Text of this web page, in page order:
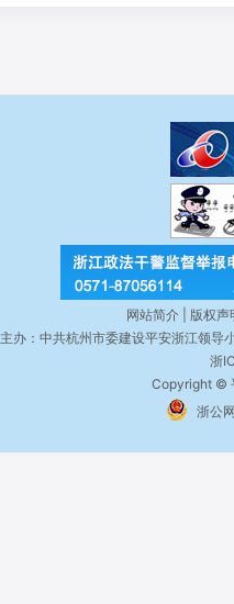
网站简介 | 版权
主办：中共杭州市委建设平安浙江领导
浙
Copyright ©
浙公